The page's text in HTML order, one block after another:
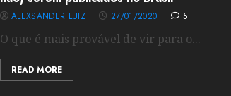
ALEXSANDER LUIZ 27/01/2020 5
O que é mais provável de vir para o...
READ MORE